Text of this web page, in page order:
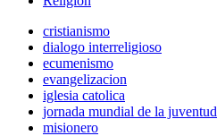
cristianismo
dialogo interreligioso
ecumenismo
evangelizacion
iglesia catolica
jornada mundial de la juventud
misionero